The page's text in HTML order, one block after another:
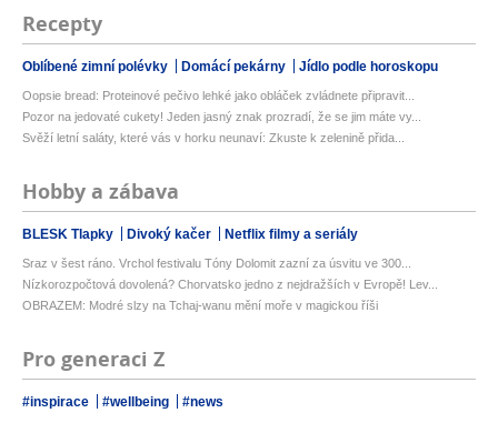
Recepty
Oblíbené zimní polévky Domácí pekárny Jídlo podle horoskopu
Oopsie bread: Proteinové pečivo lehké jako obláček zvládnete připravit...
Pozor na jedovaté cukety! Jeden jasný znak prozradí, že se jim máte vy...
Svěží letní saláty, které vás v horku neunaví: Zkuste k zelenině přida...
Hobby a zábava
BLESK Tlapky Divoký kačer Netflix filmy a seriály
Sraz v šest ráno. Vrchol festivalu Tóny Dolomit zazní za úsvitu ve 300...
Nízkorozpočtová dovolená? Chorvatsko jedno z nejdražších v Evropě! Lev...
OBRAZEM: Modré slzy na Tchaj-wanu mění moře v magickou říši
Pro generaci Z
#inspirace #wellbeing #news